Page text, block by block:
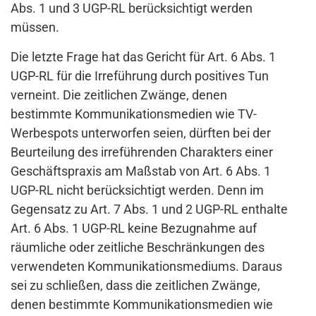
Abs. 1 und 3 UGP-RL berücksichtigt werden
müssen.
Die letzte Frage hat das Gericht für Art. 6 Abs. 1
UGP-RL für die Irreführung durch positives Tun
verneint. Die zeitlichen Zwänge, denen
bestimmte Kommunikationsmedien wie TV-
Werbespots unterworfen seien, dürften bei der
Beurteilung des irreführenden Charakters einer
Geschäftspraxis am Maßstab von Art. 6 Abs. 1
UGP-RL nicht berücksichtigt werden. Denn im
Gegensatz zu Art. 7 Abs. 1 und 2 UGP-RL enthalte
Art. 6 Abs. 1 UGP-RL keine Bezugnahme auf
räumliche oder zeitliche Beschränkungen des
verwendeten Kommunikationsmediums. Daraus
sei zu schließen, dass die zeitlichen Zwänge,
denen bestimmte Kommunikationsmedien wie